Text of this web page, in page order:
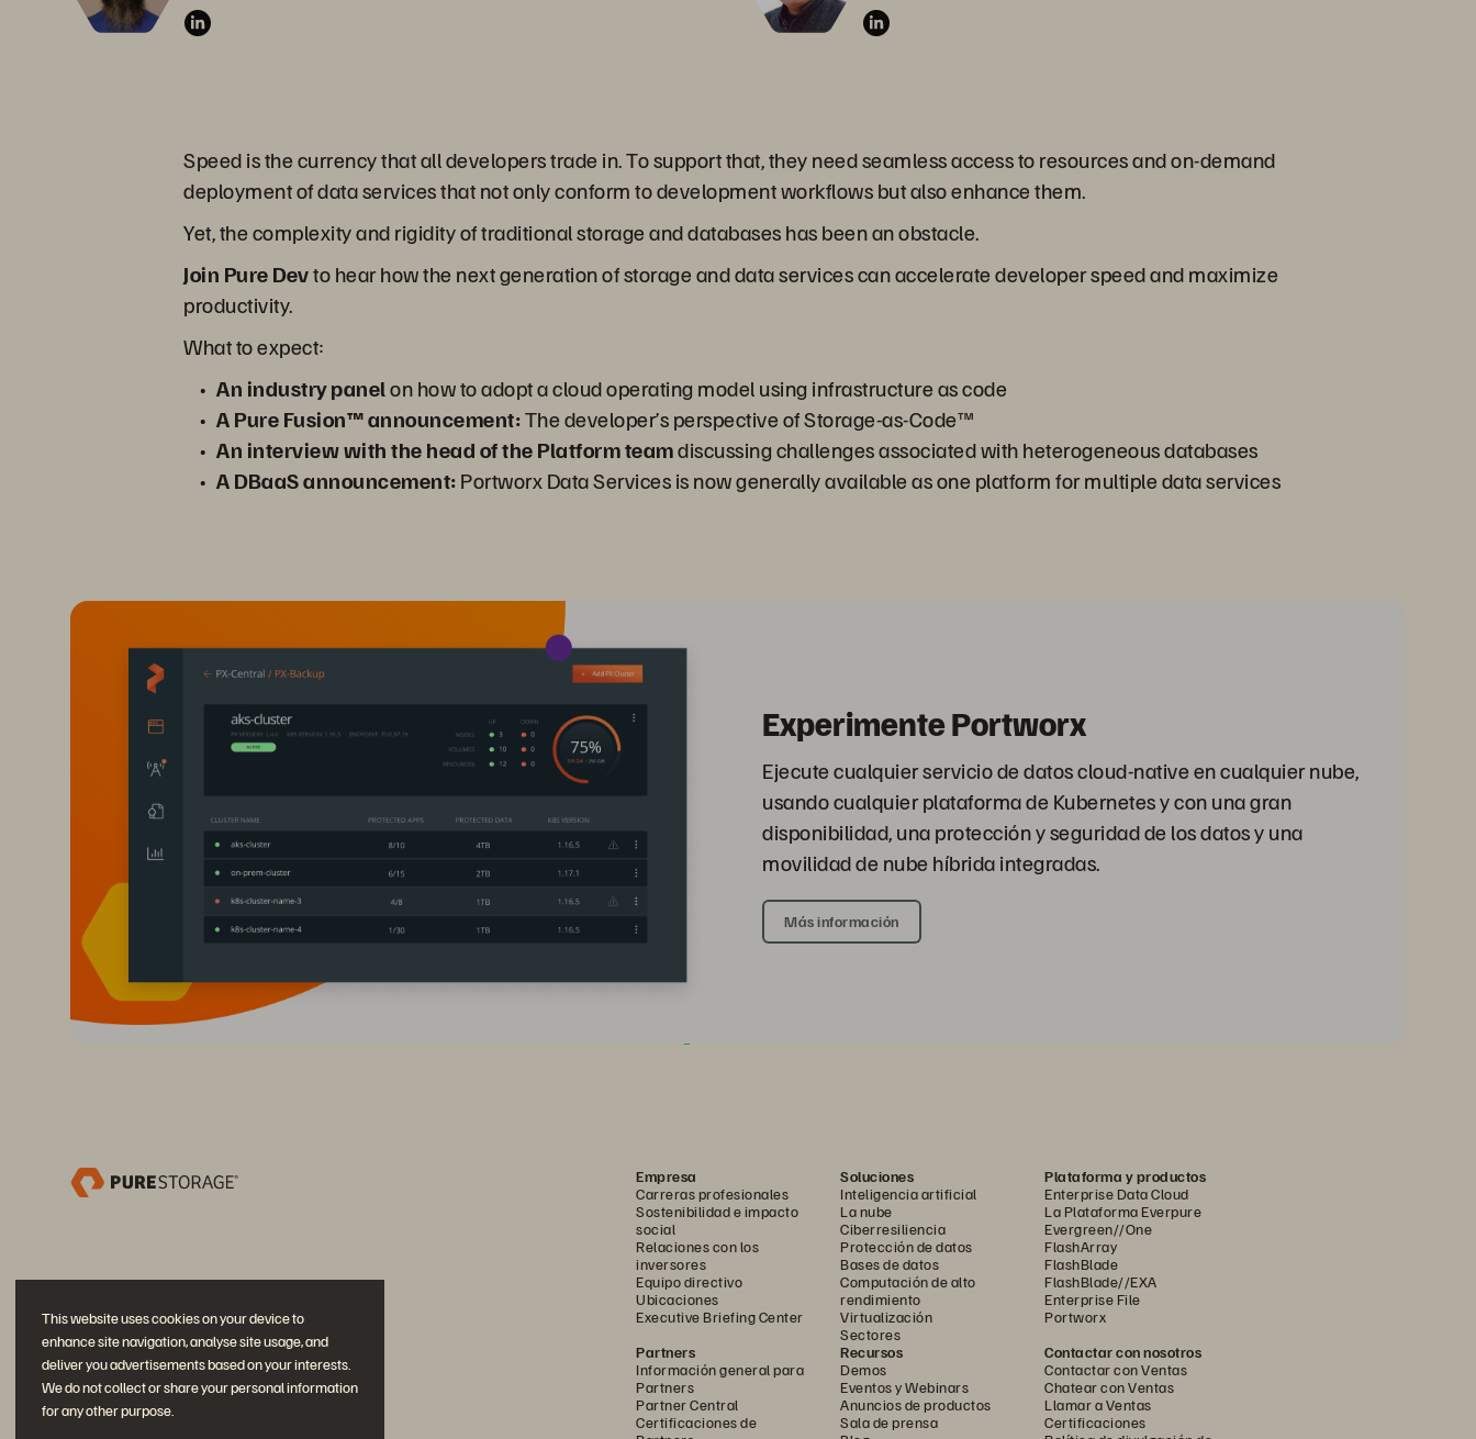
This website uses cookies on your device to
enhance site navigation, analyse site usage, and
deliver you advertisements based on your interests.
We do not collect or share your personal information
for any other purpose.
Speed is the currency that all developers trade in. To support that, they need seamless access to resources and on-demand
deployment of data services that not only conform to development workflows but also enhance them.
Yet, the complexity and rigidity of traditional storage and databases has been an obstacle.
Join Pure Devto hear how the next generation of storage and data services can accelerate developer speed and maximize
productivity.
What to expect:
An industry panelon how to adopt a cloud operating model using infrastructure as code
A Pure Fusion™ announcement:The developer’s perspective of Storage-as-Code™
An interview with the head of the Platform teamdiscussing challenges associated with heterogeneous databases
A DBaaS announcement:Portworx Data Services is now generally available as one platform for multiple data services
Experimente Portworx
Ejecute cualquier servicio de datos cloud-native en cualquier nube,
usando cualquier plataforma de Kubernetes y con una gran
disponibilidad, una protección y seguridad de los datos y una
movilidad de nube híbrida integradas.
Más información
Empresa
Carreras profesionales
Sostenibilidad e impacto
social
Relaciones con los
inversores
Equipo directivo
Ubicaciones
Executive Briefing Center
Soluciones
Inteligencia artificial
La nube
Ciberresiliencia
Protección de datos
Bases de datos
Computación de alto
rendimiento
Virtualización
Sectores
Plataforma y productos
Enterprise Data Cloud
La Plataforma Everpure
Evergreen//One
FlashArray
FlashBlade
FlashBlade//EXA
Enterprise File
Portworx
Partners
Información general para
Partners
Partner Central
Certificaciones de
Recursos
Demos
Eventos y Webinars
Anuncios de productos
Sala de prensa
Contactar con nosotros
Contactar con Ventas
Chatear con Ventas
Llamar a Ventas
Certificaciones